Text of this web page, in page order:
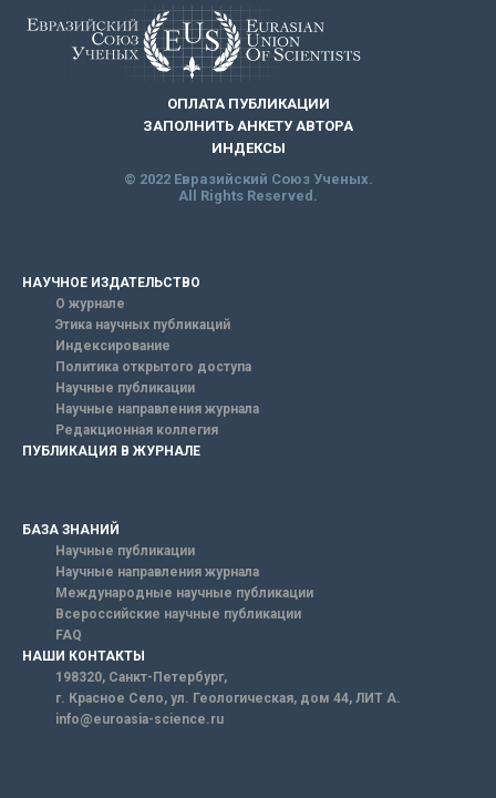
ОПЛАТА ПУБЛИКАЦИИ
ЗАПОЛНИТЬ АНКЕТУ АВТОРА
ИНДЕКСЫ
© 2022 Евразийский Союз Ученых.
All Rights Reserved.
НАУЧНОЕ ИЗДАТЕЛЬСТВО
О журнале
Этика научных публикаций
Индексирование
Политика открытого доступа
Научные публикации
Научные направления журнала
Редакционная коллегия
ПУБЛИКАЦИЯ В ЖУРНАЛЕ
БАЗА ЗНАНИЙ
Научные публикации
Научные направления журнала
Международные научные публикации
Всероссийские научные публикации
FAQ
НАШИ КОНТАКТЫ
198320, Санкт-Петербург,
г. Красное Село, ул. Геологическая, дом 44, ЛИТ А.
info@euroasia-science.ru